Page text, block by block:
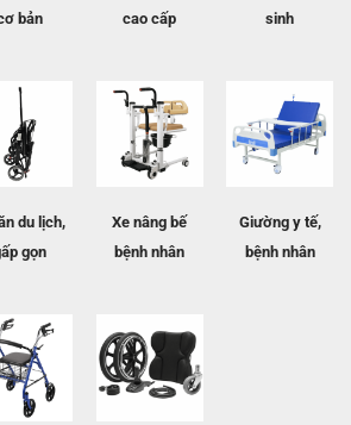
bản
cao cấp
sinh
du lịch,
gọn
Xe nâng bế
bệnh nhân
Giường y tế,
bệnh nhân